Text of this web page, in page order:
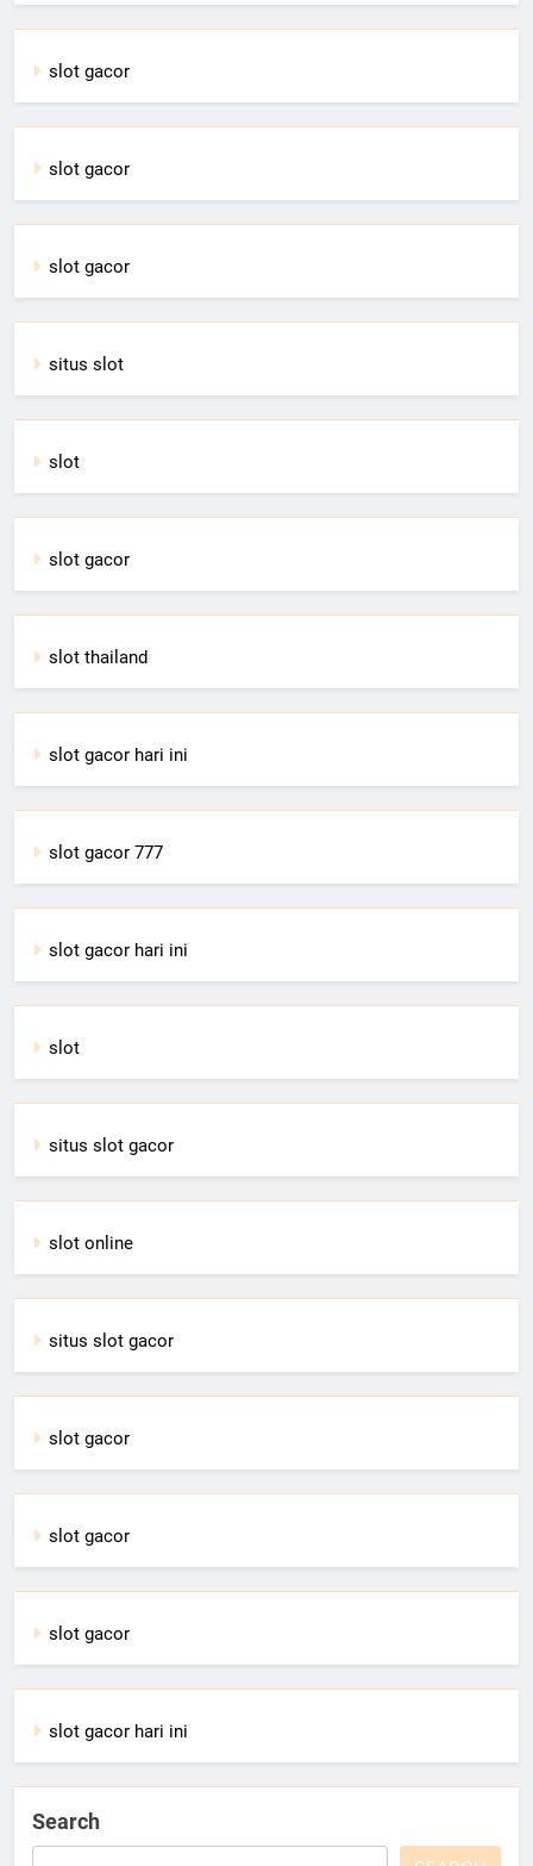
slot gacor
slot gacor
slot gacor
situs slot
slot
slot gacor
slot thailand
slot gacor hari ini
slot gacor 777
slot gacor hari ini
slot
situs slot gacor
slot online
situs slot gacor
slot gacor
slot gacor
slot gacor
slot gacor hari ini
Search